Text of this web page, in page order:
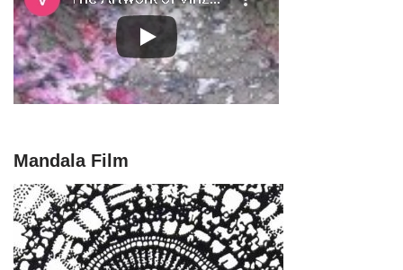
Mandala Film